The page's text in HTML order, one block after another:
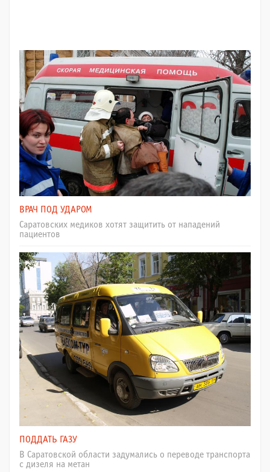
ВРАЧ ПОД УДАРОМ
Саратовских медиков хотят защитить от нападений
пациентов
ПОДДАТЬ ГАЗУ
В Саратовской области задумались о переводе транспорта
с дизеля на метан